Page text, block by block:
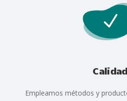
N
Calidad
Empleamos métodos y